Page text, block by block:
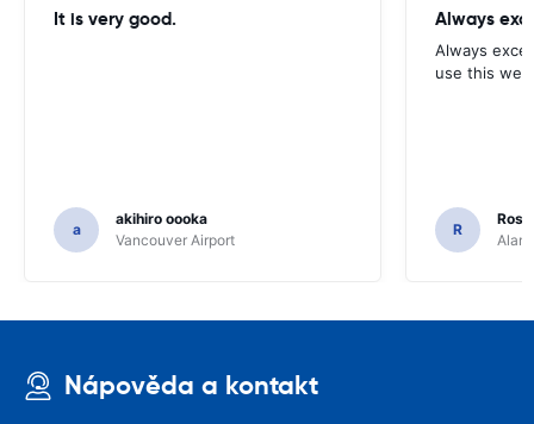
It is very good.
a
akihiro oooka
Vancouver Airport
Always
Always
use this
R
Nápověda a kontakt